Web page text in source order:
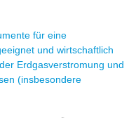
für eine
und wirtschaftlich
Erdgasverstromung und
(insbesondere